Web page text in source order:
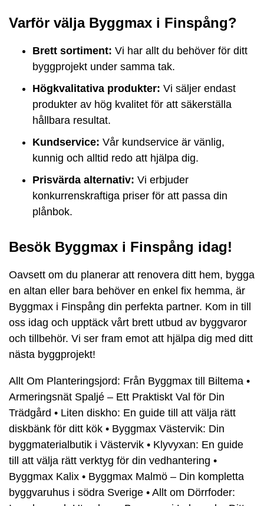
Varför välja Byggmax i Finspång?
Brett sortiment: Vi har allt du behöver för ditt
byggprojekt under samma tak.
Högkvalitativa produkter: Vi säljer endast
produkter av hög kvalitet för att säkerställa
hållbara resultat.
Kundservice: Vår kundservice är vänlig,
kunnig och alltid redo att hjälpa dig.
Prisvärda alternativ: Vi erbjuder
konkurrenskraftiga priser för att passa din
plånbok.
Besök Byggmax i Finspång idag!
Oavsett om du planerar att renovera ditt hem, bygga
en altan eller bara behöver en enkel fix hemma, är
Byggmax i Finspång din perfekta partner. Kom in till
oss idag och upptäck vårt brett utbud av byggvaror
och tillbehör. Vi ser fram emot att hjälpa dig med ditt
nästa byggprojekt!
Allt Om Planteringsjord: Från Byggmax till Biltema •
Armeringsnät Spaljé – Ett Praktiskt Val för Din
Trädgård • Liten diskho: En guide till att välja rätt
diskbänk för ditt kök • Byggmax Västervik: Din
byggmaterialbutik i Västervik • Klyvyxan: En guide
till att välja rätt verktyg för din vedhantering •
Byggmax Kalix • Byggmax Malmö – Din kompletta
byggvaruhus i södra Sverige • Allt om Dörrfoder: